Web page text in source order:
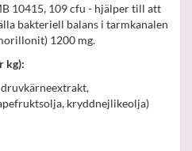
10415, 109 cfu - hjälper till att
bakteriell balans i tarmkanalen
1200 mg.
kg):
kryddnejlikeolja)